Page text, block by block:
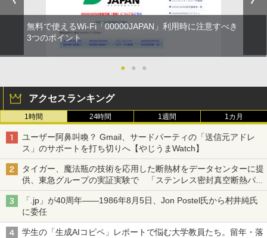
無料で使えるWi-Fi「00000JAPAN」利用時に注意すべき
3つのポイント
● ● ●
アクセスランキング
1時間 24時間 1週間 1カ月
ユーザー阿鼻叫喚？ Gmail、サードパーティの「送信元アドレ
ス」のサポートを打ち切りへ【やじうまWatch】
タイガー、魔法瓶の技術を応用した断熱材をデータセンターに提
供、東急グループの実証実験で 「ステンレス密封真空断熱パネ
ル TIVIP」
「.jp」が40周年――1986年8月5日、Jon Postel氏から村井純氏
に委任
学生の「生成AIコピペ」レポートで悩む大学教員たち。留年・落